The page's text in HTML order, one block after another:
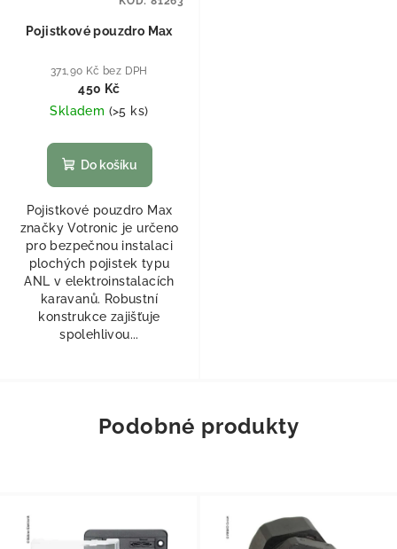
Pojistkové pouzdro Max
371,90 Kč bez DPH
450 Kč
Skladem (>5 ks)
Do košíku
Pojistkové pouzdro Max
značky Votronic je určeno
pro bezpečnou instalaci
plochých pojistek typu
ANL v elektroinstalacích
karavanů. Robustní
konstrukce zajišťuje
spolehlivou...
Podobné produkty